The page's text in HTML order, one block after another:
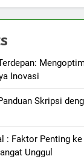
Inovasi
Skripsi
: Faktor Penting
Unggul